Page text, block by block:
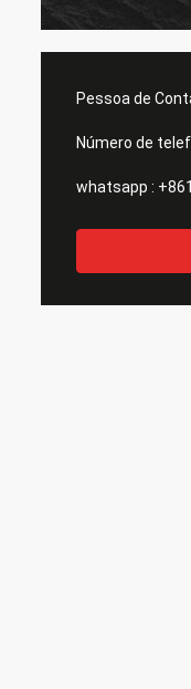
grande
Pessoa de
Número de
whatsapp :